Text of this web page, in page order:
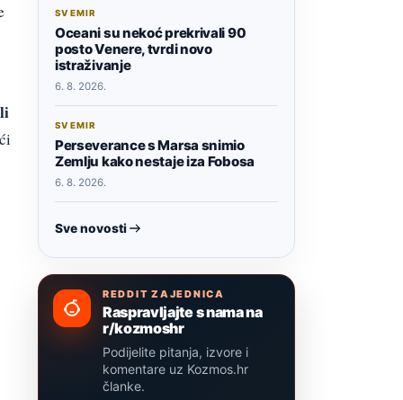
SVEMIR
Oceani su nekoć prekrivali 90
posto Venere, tvrdi novo
istraživanje
6. 8. 2026.
SVEMIR
Perseverance s Marsa snimio
Zemlju kako nestaje iza Fobosa
6. 8. 2026.
Sve novosti
REDDIT ZAJEDNICA
Raspravljajte s nama na
r/kozmoshr
Podijelite pitanja, izvore i
komentare uz Kozmos.hr
članke.